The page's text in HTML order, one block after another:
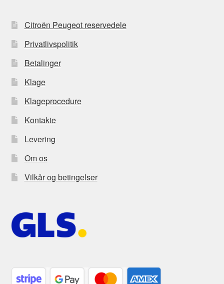
Citroën Peugeot reservedele
Privatlivspolitik
Betalinger
Klage
Klageprocedure
Kontakte
Levering
Om os
Vilkår og betingelser